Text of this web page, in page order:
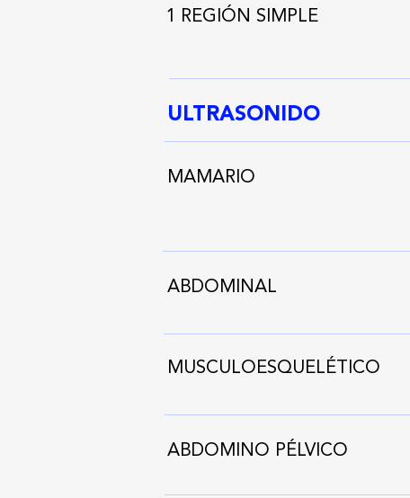
1 REGIÓN SIMPLE
ULTRASONIDO
MAMARIO
ABDOMINAL
MUSCULOESQUELÉTICO
ABDOMINO PÉLVICO